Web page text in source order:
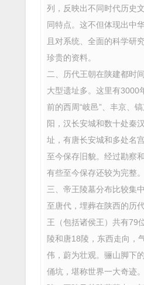
列，反映出不同时代历史
同特点。这不但体现出中
且对系统、全面的科学研
珍贵的资料。
二、历代王朝在陕建都时
大型遗址多。这里有3000
前的西周“岐邑”、丰京、
阳，汉长安城和数十处秦
址，有唐长安城和多处名
至今保存旧貌。经过勘察
有些至今保存还较为完整。
三、帝王陵墓分布比较集
至唐代，埋葬在陕西的历
王（包括诸侯王）共有79
陵和唐18陵，东西走向，
伟，蔚为壮观。骊山脚下
俑坑，堪称世界一大奇迹